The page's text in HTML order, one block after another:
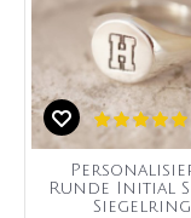
Runde Initial
Siegelring